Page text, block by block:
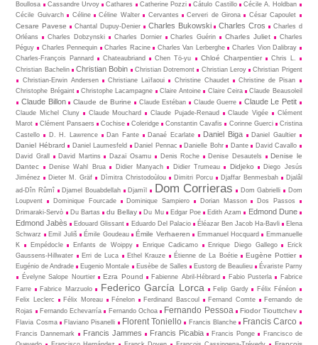
Boullosa
Cassandre Urvoy Cathares Catherine Pozzi Cátulo Castillo
Cécile A. Holdban
Cécile Guivarch
Céline Céline Walter Cervantes Cerveri de Girona César Capoulet
Cesare Pavese Chantal Dupuy-Denier Charles Bukowski Charles Cros
Charles d
Orléans
Charles Dobzynski Charles Dornier Charles Guérin Charles Juliet
Charles
Péguy
Charles Pennequin Charles Racine Charles Van Lerberghe
Charles Vion Dalibray
Charles-François Pannard
Chateaubriand Chen Tö-yu Chloé Charpentier
Chris L.
Christian Bachelin
Christian Bobin Christian Dotremont Christian Leroy
Christian Prigent
Christian-Erwin Andersen
Christiane Laïfaoui Christine Chaudet
Christine de Pisan
Christophe Brégaint
Christophe Lacampagne Claire Antoine Claire Ceira Claude Beausoleil
Claude Billon Claude de Burine Claude Estéban Claude Guerre Claude Le Petit
Claude Michel Cluny Claude Mouchard Claude Pujade-Renaud Claude Vigée
Clément
Marot
Clément Pansaers Cochise Coleridge Constantin Cavafis Corinne Guerci
Cristina
Castello
D. H. Lawrence Dan Fante Danaé Ecarlate Daniel Biga Daniel Gaultier
Daniel Hébrard Daniel Laumesfeld Daniel Pennac Danielle Bohr Dante
David Cavallo
David Grall
David Martins Dazaï Osamu Denis Roche Denise Desautels
Denise le
Dantec
Denise Wahl Brua Didier Manyach Didier Trumeau Didjeko
Diego Jesús
Jiménez
Dieter M. Gräf Dìmitra Christodoùlou Dimitri Porcu Djaffar Benmesbah
Djalâl
ad-Dîn Rûmî
Djamel Bouabdellah Djamīl Dom Corrieras Dom Gabrielli
Dom
Loupvent
Dominique Fourcade Dominique Sampiero Dorian Masson
Dos Passos
Drimaraki-Servò
Du Bartas du Bellay Du Mu Edgar Poe Edith Azam
Edmond Dune
Edmond Jabès
Edouard Glissant Eduardo Del Palacio Éléazar Ben Jacob Ha-Bavli
Elena
Schwarz
Emil Juliš Émile Goudeau Émile Verhaeren Emmanuel Hocquard
Emmanuelle
K
Empédocle Enfants de Woippy Enrique Cadicamo Enrique Diego Gallego
Erick
Gaussens-Hillwater
Erri de Luca Ethel Krauze Étienne de La Boétie Eugène Pottier
Eugénio de Andrade Eugenio Montale Eusèbe de Salles Eustorg de Beaulieu
Évariste Parny
Évelyne Salope Nourtier
Ezra Pound Fabienne Abril-Hébrard Fabio Pusterla
Fabrice
Farre
Fabrice Marzuolo Federico García Lorca Felip Gardy
Félix Fénéon
Felix Leclerc
Félix Moreau Fénelon Ferdinand Bascoul Fernand Comte
Fernando de
Rojas
Fernando Echevarría Fernando Ochoa Fernando Pessoa Fiodor Tiouttchev
Flavia Cosma Flaviano Pisanelli Florent Toniello Francis Blanche Francis Carco
Francis Dannemark Francis Jammes Francis Picabia Francis Ponge
Francisco de